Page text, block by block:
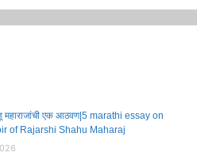
महाराजांची एक आठवण|5 marathi essay on
of Rajarshi Shahu Maharaj